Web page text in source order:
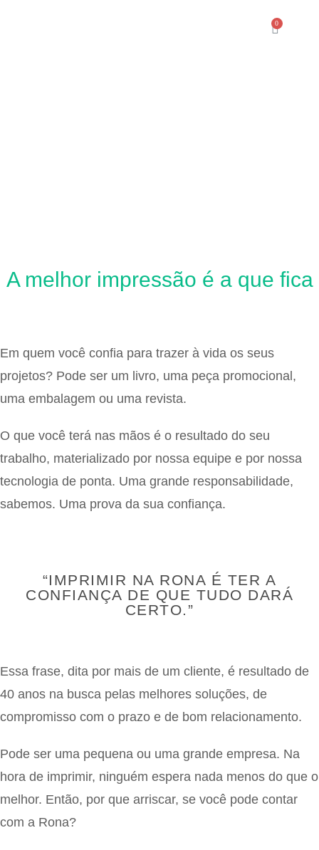
A melhor impressão é a que fica
Em quem você confia para trazer à vida os seus
projetos? Pode ser um livro, uma peça promocional,
uma embalagem ou uma revista.
O que você terá nas mãos é o resultado do seu
trabalho, materializado por nossa equipe e por nossa
tecnologia de ponta. Uma grande responsabilidade,
sabemos. Uma prova da sua confiança.
“IMPRIMIR NA RONA É TER A
CONFIANÇA DE QUE TUDO DARÁ
CERTO.”
Essa frase, dita por mais de um cliente, é resultado de
40 anos na busca pelas melhores soluções, de
compromisso com o prazo e de bom relacionamento.
Pode ser uma pequena ou uma grande empresa. Na
hora de imprimir, ninguém espera nada menos do que o
melhor. Então, por que arriscar, se você pode contar
com a Rona?